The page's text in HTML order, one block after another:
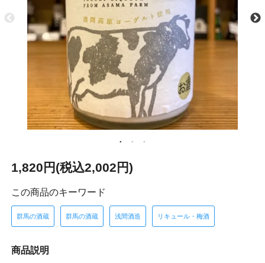
1,820円(税込2,002円)
この商品のキーワード
群馬の酒蔵 群馬の酒蔵 浅間酒造 リキュール・梅酒
商品説明